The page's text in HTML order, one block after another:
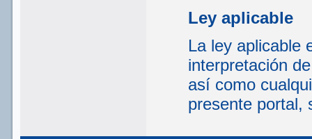
Ley aplicable
La ley aplicable
interpretación
así como
presente portal,